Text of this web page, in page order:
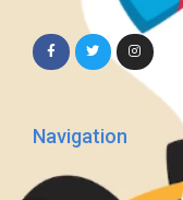
Navigation